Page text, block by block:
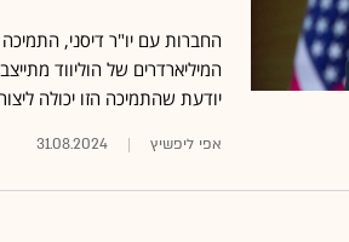
החברות עם יו"ר דיסני,
המיליארדרים של הוליווד
יודעת שהתמיכה הזו יכולה
אפי ליפשיץ 31.08.2024